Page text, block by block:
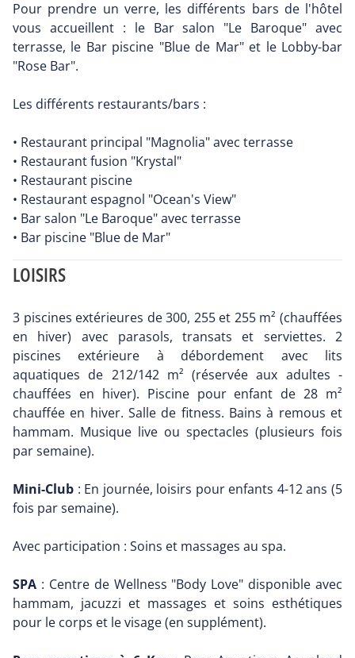
Pour prendre un verre, les différents bars de l'hôtel
vous accueillent : le Bar salon "Le Baroque" avec
terrasse, le Bar piscine "Blue de Mar" et le Lobby-bar
"Rose Bar".
Les différents restaurants/bars :
• Restaurant principal "Magnolia" avec terrasse
• Restaurant fusion "Krystal"
• Restaurant piscine
• Restaurant espagnol "Ocean's View"
• Bar salon "Le Baroque" avec terrasse
• Bar piscine "Blue de Mar"
LOISIRS
3 piscines extérieures de 300, 255 et 255 m² (chauffées
en hiver) avec parasols, transats et serviettes. 2
piscines extérieure à débordement avec lits
aquatiques de 212/142 m² (réservée aux adultes -
chauffées en hiver). Piscine pour enfant de 28 m²
chauffée en hiver. Salle de fitness. Bains à remous et
hammam. Musique live ou spectacles (plusieurs fois
par semaine).
Mini-Club : En journée, loisirs pour enfants 4-12 ans (5
fois par semaine).
Avec participation : Soins et massages au spa.
SPA : Centre de Wellness "Body Love" disponible avec
hammam, jacuzzi et massages et soins esthétiques
pour le corps et le visage (en supplément).